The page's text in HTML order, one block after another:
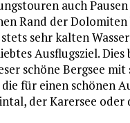
auch
Rand der Dolomiten
sehr kalten
Ausflugsziel.
schöne Bergsee
für einen schönen
der Karersee